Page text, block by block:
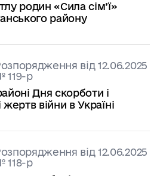
родин «Сила сім’ї»
району
від 12.06.2025
119-р
Дня скорботи і
війни в Україні
від 12.06.2025
118-р